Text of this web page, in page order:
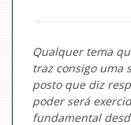
Qualquer tema
traz consigo uma
posto que diz
poder será
fundamental